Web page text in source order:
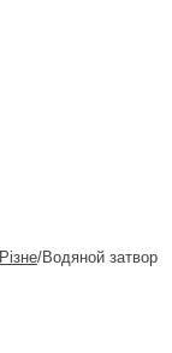
Різне/Водяной затвор